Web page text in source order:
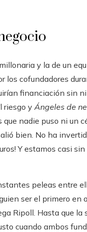
y la de un
los cofundadores
financiación sin
riesgo y Ángeles de
nadie puso ni un
bien. No ha
Y estamos casi
peleas entre
ser el primero en
Ripoll. Hasta que
cuando ambos